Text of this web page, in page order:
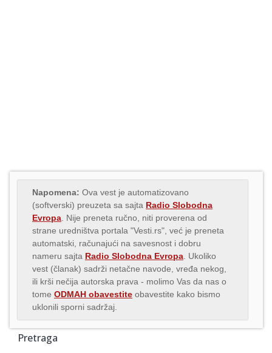
Napomena: Ova vest je automatizovano
(softverski) preuzeta sa sajta Radio Slobodna
Evropa . Nije preneta ručno, niti proverena od
strane uredništva portala "Vesti.rs", već je preneta
automatski, računajući na savesnost i dobru
nameru sajta Radio Slobodna Evropa . Ukoliko
vest (članak) sadrži netačne navode, vređa nekog,
ili krši nečija autorska prava - molimo Vas da nas o
tome ODMAH obavestite obavestite kako bismo
uklonili sporni sadržaj.
Pretraga